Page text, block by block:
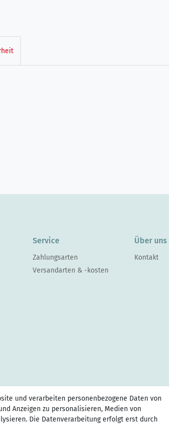
Service
Zahlungsarten
Versandarten & -kosten
Über uns
Kontakt
und verarbeiten personenbezogene Daten von
Anzeigen zu personalisieren, Medien von
Die Datenverarbeitung erfolgt erst durch